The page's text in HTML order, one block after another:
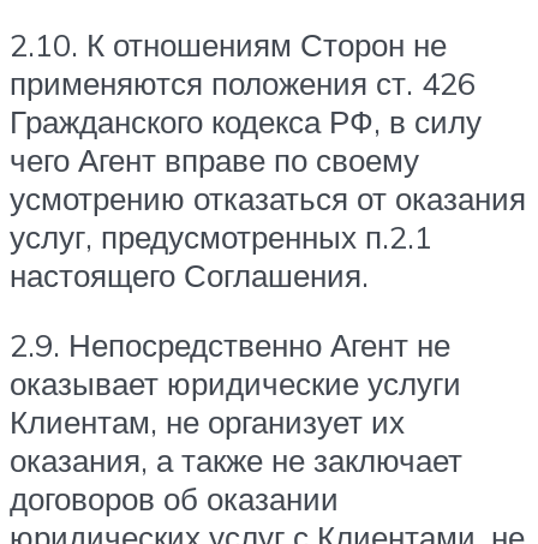
2.10. К отношениям Сторон не
применяются положения ст. 426
Гражданского кодекса РФ, в силу
чего Агент вправе по своему
усмотрению отказаться от оказания
услуг, предусмотренных п.2.1
настоящего Соглашения.
2.9. Непосредственно Агент не
оказывает юридические услуги
Клиентам, не организует их
оказания, а также не заключает
договоров об оказании